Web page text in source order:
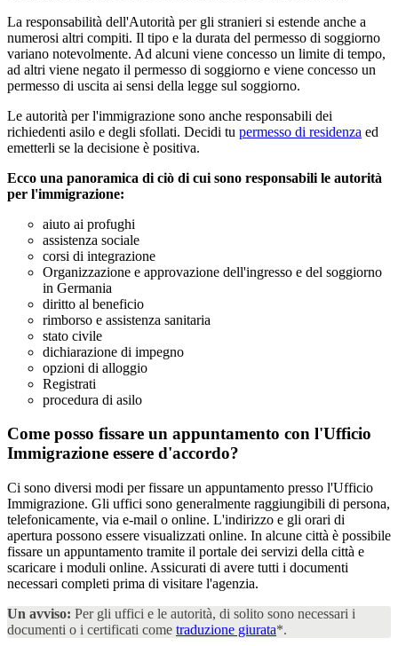
La responsabilità dell'Autorità per gli stranieri si estende anche a
numerosi altri compiti. Il tipo e la durata del permesso di soggiorno
variano notevolmente. Ad alcuni viene concesso un limite di tempo,
ad altri viene negato il permesso di soggiorno e viene concesso un
permesso di uscita ai sensi della legge sul soggiorno.
Le autorità per l'immigrazione sono anche responsabili dei
richiedenti asilo e degli sfollati. Decidi tu permesso di residenza ed
emetterli se la decisione è positiva.
Ecco una panoramica di ciò di cui sono responsabili le autorità
per l'immigrazione:
aiuto ai profughi
assistenza sociale
corsi di integrazione
Organizzazione e approvazione dell'ingresso e del soggiorno
in Germania
diritto al beneficio
rimborso e assistenza sanitaria
stato civile
dichiarazione di impegno
opzioni di alloggio
Registrati
procedura di asilo
Come posso fissare un appuntamento con l'Ufficio
Immigrazione essere d'accordo?
Ci sono diversi modi per fissare un appuntamento presso l'Ufficio
Immigrazione. Gli uffici sono generalmente raggiungibili di persona,
telefonicamente, via e-mail o online. L'indirizzo e gli orari di
apertura possono essere visualizzati online. In alcune città è possibile
fissare un appuntamento tramite il portale dei servizi della città e
scaricare i moduli online. Assicurati di avere tutti i documenti
necessari completi prima di visitare l'agenzia.
Un avviso: Per gli uffici e le autorità, di solito sono necessari i
documenti o i certificati come traduzione giurata*.